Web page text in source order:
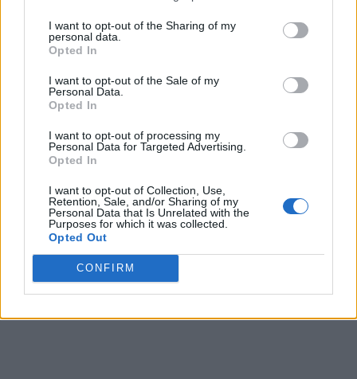
I want to opt-out of the Sharing of my
personal data.
Opted In
I want to opt-out of the Sale of my
Personal Data.
Opted In
I want to opt-out of processing my
Personal Data for Targeted Advertising.
Opted In
I want to opt-out of Collection, Use,
Retention, Sale, and/or Sharing of my
Personal Data that Is Unrelated with the
Purposes for which it was collected.
Opted Out
CONFIRM